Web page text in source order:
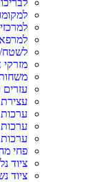
מזרקי
עזרים
עצירת
ערכות
פחי
ציוד
ציוד